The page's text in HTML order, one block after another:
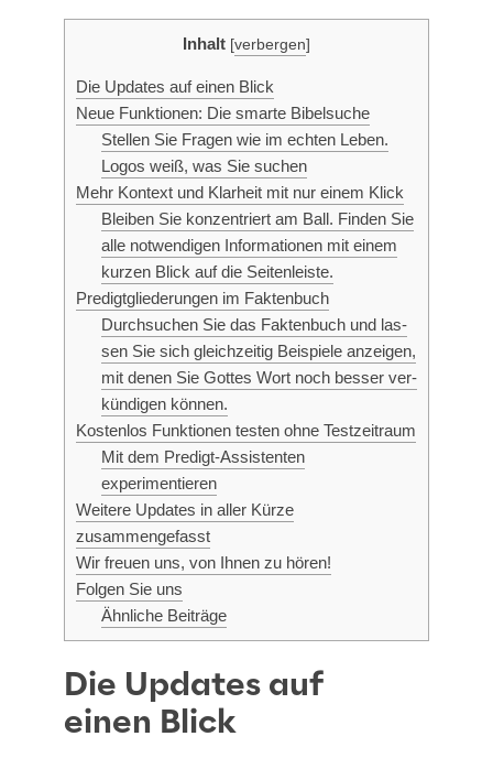
Inhalt [verbergen]
Die Updates auf einen Blick
Neue Funk­tio­nen: Die smar­te Bibelsuche
Stel­len Sie Fra­gen wie im ech­ten Leben.
Logos weiß, was Sie suchen
Mehr Kon­text und Klar­heit mit nur einem Klick
Blei­ben Sie kon­zen­triert am Ball. Fin­den Sie
alle not­wen­di­gen Infor­ma­tio­nen mit einem
kur­zen Blick auf die Seitenleiste.
Pre­digt­glie­de­run­gen im Faktenbuch
Durch­su­chen Sie das Fak­ten­buch und las­
sen Sie sich gleich­zei­tig Bei­spie­le anzei­gen,
mit denen Sie Got­tes Wort noch bes­ser ver­
kün­di­gen können.
Kos­ten­los Funk­tio­nen tes­ten ohne Testzeitraum
Mit dem Pre­digt-Assis­ten­ten
experimentieren
Wei­te­re Updates in aller Kür­ze
zusammengefasst
Wir freu­en uns, von Ihnen zu hören!
Fol­gen Sie uns
Ähn­li­che Beiträge
Die Updates auf
einen Blick